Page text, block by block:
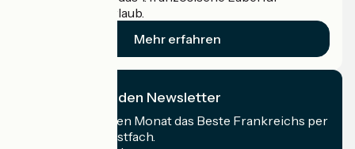
Radfahrer im Urlaub.
Mehr erfahren
Ich abonniere den Newsletter
Erhalten Sie jeden Monat das Beste Frankreichs per
Rad in Ihrem Postfach.